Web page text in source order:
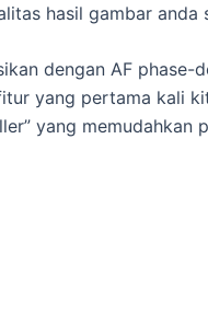
hasil gambar anda
dengan AF phase-
yang pertama kali
yang memudahkan